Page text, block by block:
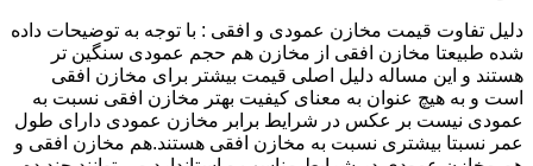
دلیل تفاوت قیمت مخازن عمودی و افقی : با توجه به توضیحات داده
شده طبیعتا مخازن افقی از مخازن هم حجم عمودی سنگین تر
هستند و این مساله دلیل اصلی قیمت بیشتر برای مخازن افقی
است و به هیچ عنوان به معنای کیفیت بهتر مخازن افقی نسبت به
عمودی نیست بر عکس در شرایط برابر مخازن عمودی دارای طول
عمر نسبتا بیشتری نسبت به مخازن افقی هستند.هم مخازن افقی و